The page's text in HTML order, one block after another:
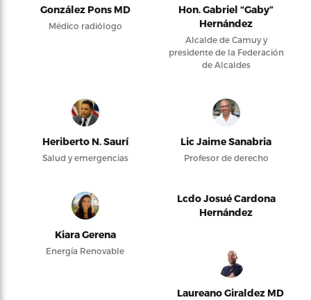
González Pons MD
Médico radiólogo
Hon. Gabriel “Gaby”
Hernández
Alcalde de Camuy y
presidente de la Federación
de Alcaldes
Heriberto N. Saurí
Salud y emergencias
Lic Jaime Sanabria
Profesor de derecho
Kiara Gerena
Energía Renovable
Lcdo Josué Cardona
Hernández
Laureano Giraldez MD